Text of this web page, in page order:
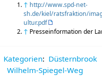
↑ http://www.spd-net-
sh.de/kiel/ratsfraktion/
ultur.pdf
↑ Presseinformation der
Kategorien: Düsternbrook
Wilhelm-Spiegel-Weg